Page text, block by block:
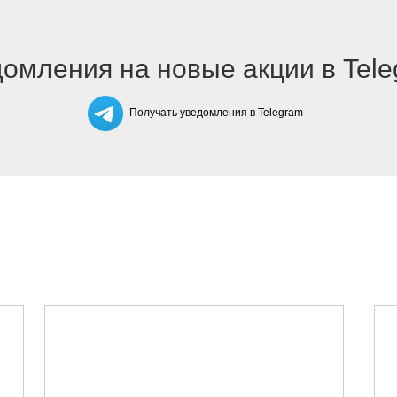
на новые акции в
Получать уведомления в Telegram